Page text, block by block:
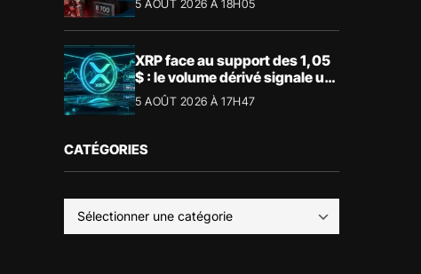
5 AOÛT 2026 À 18H05
XRP face au support des 1,05
$ : le volume dérivé signale un
risque de volatilité
5 AOÛT 2026 À 17H47
CATÉGORIES